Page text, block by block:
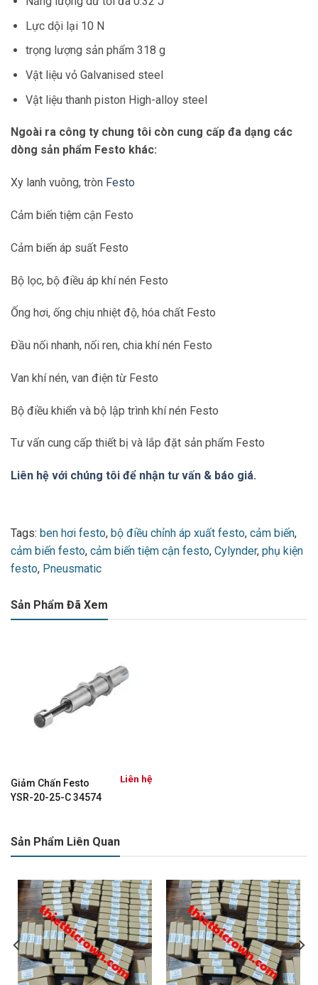
Lực dội lại 10 N
trọng lượng sản phẩm 318 g
Vật liệu vỏ Galvanised steel
Vật liệu thanh piston High-alloy steel
Ngoài ra công ty chung tôi còn cung cấp đa dạng các
dòng sản phẩm Festo khác:
Xy lanh vuông, tròn Festo
Cảm biến tiệm cận Festo
Cảm biến áp suất Festo
Bộ lọc, bộ điều áp khí nén Festo
Ống hơi, ống chịu nhiệt độ, hóa chất Festo
Đầu nối nhanh, nối ren, chia khí nén Festo
Van khí nén, van điện từ Festo
Bộ điều khiển và bộ lập trình khí nén Festo
Tư vấn cung cấp thiết bị và lắp đặt sản phẩm Festo
Liên hệ với chúng tôi để nhận tư vấn & báo giá.
Tags: ben hơi festo, bộ điều chỉnh áp xuất festo, cảm biến,
cảm biến festo, cảm biến tiệm cận festo, Cylynder, phụ kiện
festo, Pneusmatic
Sản Phẩm Đã Xem
Giảm Chấn Festo
YSR-20-25-C 34574
Liên hệ
Sản Phẩm Liên Quan